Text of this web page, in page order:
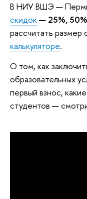
В НИУ ВШЭ —
скидок— 25%,
рассчитать размер
калькуляторе.
О том, как
образовательных
первый взнос,
студентов —